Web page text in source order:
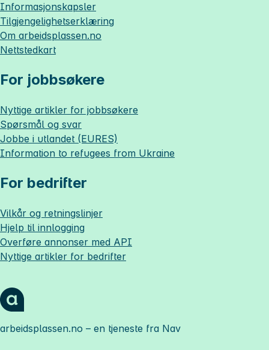
Informasjonskapsler
Tilgjengelighetserklæring
Om arbeidsplassen.no
Nettstedkart
For jobbsøkere
Nyttige artikler for jobbsøkere
Spørsmål og svar
Jobbe i utlandet (EURES)
Information to refugees from Ukraine
For bedrifter
Vilkår og retningslinjer
Hjelp til innlogging
Overføre annonser med API
Nyttige artikler for bedrifter
arbeidsplassen.no – en tjeneste fra Nav